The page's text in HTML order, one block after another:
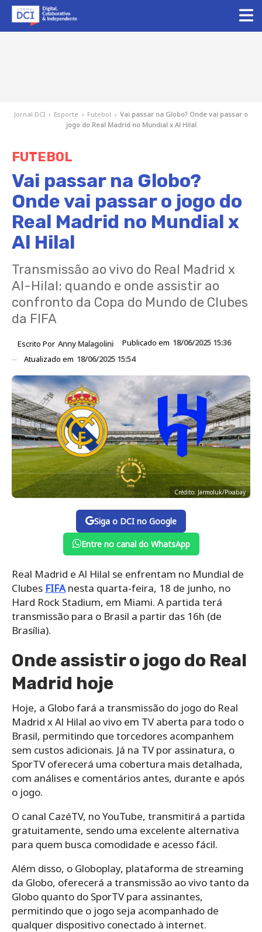
Jornal DCI › Esporte › Futebol › Vai passar na Globo? Onde vai passar o
jogo do Real Madrid no Mundial x Al Hilal
FUTEBOL
Vai passar na Globo?
Onde vai passar o jogo do
Real Madrid no Mundial x
Al Hilal
Transmissão ao vivo do Real Madrid x
Al-Hilal: quando e onde assistir ao
confronto da Copa do Mundo de Clubes
da FIFA
Escrito Por Anny Malagolini Publicado em 18/06/2025 15:36
Atualizado em 18/06/2025 15:54
Crédito: Jarmoluk/Pixabay
Siga o DCI no Google
Entre no canal do WhatsApp
Real Madrid e Al Hilal se enfrentam no Mundial de
Clubes FIFAnesta quarta-feira, 18 de junho, no
Hard Rock Stadium, em Miami. A partida terá
transmissão para o Brasil a partir das 16h (de
Brasília).
Onde assistir o jogo do Real
Madrid hoje
Hoje, a Globo fará a transmissão do jogo do Real
Madrid x Al Hilal ao vivo em TV aberta para todo o
Brasil, permitindo que torcedores acompanhem
sem custos adicionais. Já na TV por assinatura, o
SporTV oferecerá uma cobertura mais detalhada,
com análises e comentários antes, durante e após
o jogo.
O canal CazéTV, no YouTube, transmitirá a partida
gratuitamente, sendo uma excelente alternativa
para quem busca comodidade e acesso fácil.
Além disso, o Globoplay, plataforma de streaming
da Globo, oferecerá a transmissão ao vivo tanto da
Globo quanto do SporTV para assinantes,
permitindo que o jogo seja acompanhado de
qualquer dispositivo conectado à internet.